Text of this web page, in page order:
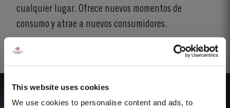
This website uses cookies
We use cookies to personalise content and ads, to
cualquier lugar. Ofrece nuevos momentos de
consumo y atrae a nuevos consumidores.